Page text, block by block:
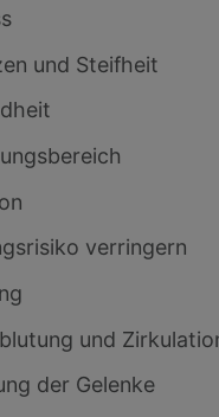
und Steifheit
verringern
und
der Gelenke